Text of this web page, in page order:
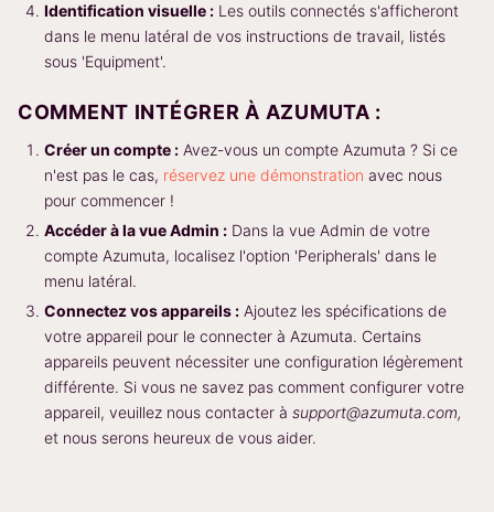
Identification visuelle : Les outils connectés s'afficheront
dans le menu latéral de vos instructions de travail, listés
sous 'Equipment'.
COMMENT INTÉGRER À AZUMUTA :
Créer un compte : Avez-vous un compte Azumuta ? Si ce
n'est pas le cas, réservez une démonstration avec nous
pour commencer !
Accéder à la vue Admin : Dans la vue Admin de votre
compte Azumuta, localisez l'option 'Peripherals' dans le
menu latéral.
Connectez vos appareils : Ajoutez les spécifications de
votre appareil pour le connecter à Azumuta. Certains
appareils peuvent nécessiter une configuration légèrement
différente. Si vous ne savez pas comment configurer votre
appareil, veuillez nous contacter à support@azumuta.com,
et nous serons heureux de vous aider.